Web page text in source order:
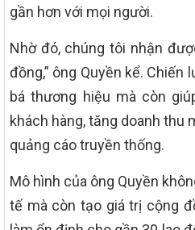
gần hơn với mọi người.
Nhờ đó, chúng tôi nhận
đồng,” ông Quyền kể. Chiến
bá thương hiệu mà còn
khách hàng, tăng doanh thu
quảng cáo truyền thống.
Mô hình của ông Quyền
tế mà còn tạo giá trị cộng